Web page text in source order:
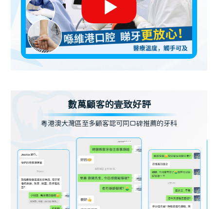
數萬顧客的壹致好評
粵港澳大灣區至多顧客認可同口碑推薦的牙科